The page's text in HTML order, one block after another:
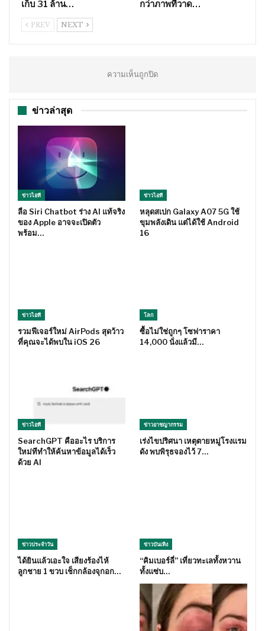
เก็บ 31 ล้าน… กว่าภาพที่วาด…
PREV NEXT
ความเห็นถูกปิด
ข่าวล่าสุด
ข่าวไอที
ลือ Siri Chatbot ร่าง AI แท้จริง
ของ Apple อาจจะเปิดตัว
พร้อม…
ข่าวไอที
หลุดสเปก Galaxy A07 5G ใช้
ขุมพลังเดิน แต่ได้ใช้ Android
16
ข่าวไอที
รวมฟีเจอร์ใหม่ AirPods สุดว้าว
ที่คุณจะได้พบใน iOS 26
โลก
ซื้อไม่ใช่ถูกๆ โซฟาราคา
14,000 นั่งแล้วมี…
ข่าวไอที
SearchGPT คืออะไร บริการ
ใหม่ทีทำให้ค้นหาข้อมูลได้เร็ว
ด้วย AI
ข่าวอาชญากรรม
เร่งไขปริศนา เหตุตายหมู่โรงแรม
ดัง พบพิรุธจองไว้ 7…
ข่าวประจำวัน
ได้ยินแล้วเอะใจ เสียงร้องไห้
ลูกชาย 1 ขวบ เช็กกล้องจุกอก…
ข่าวบันเทิง
“คิมเบอร์ลี่” เที่ยวทะเลทั้งหวาน
ทั้งแซ่บ…